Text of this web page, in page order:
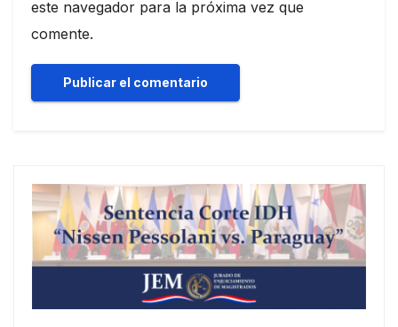
este navegador para la próxima vez que
comente.